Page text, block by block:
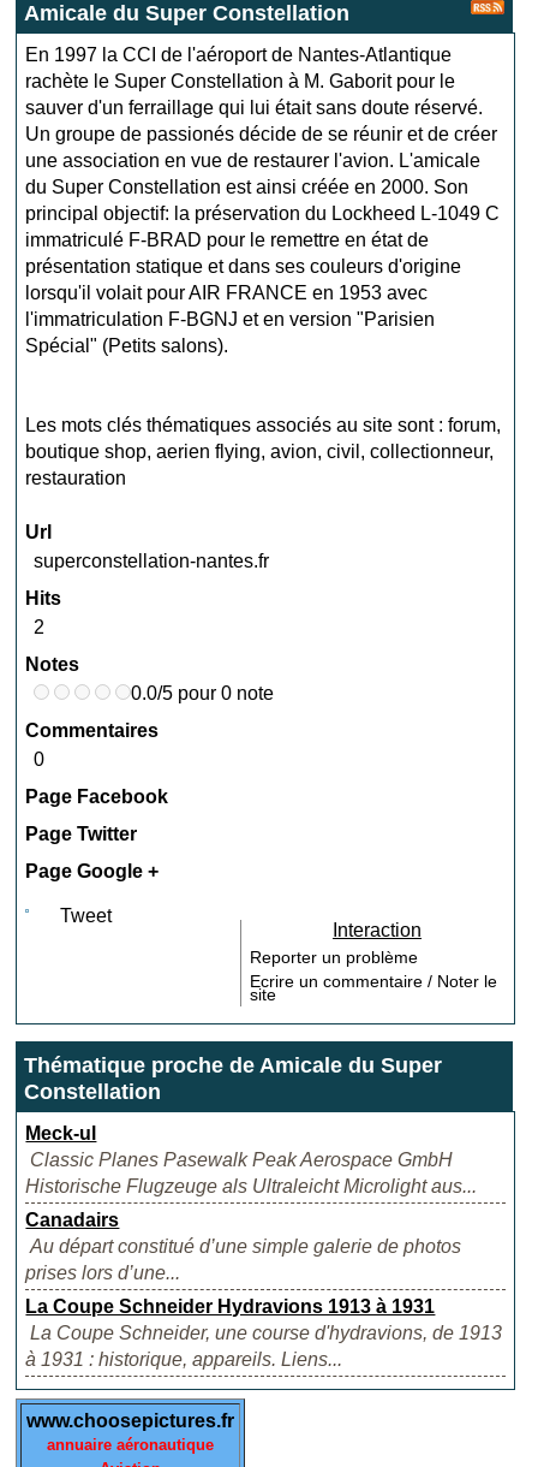
Amicale du Super Constellation
En 1997 la CCI de l'aéroport de Nantes-Atlantique
rachète le Super Constellation à M. Gaborit pour le
sauver d'un ferraillage qui lui était sans doute réservé.
Un groupe de passionés décide de se réunir et de créer
une association en vue de restaurer l'avion. L'amicale
du Super Constellation est ainsi créée en 2000. Son
principal objectif: la préservation du Lockheed L-1049 C
immatriculé F-BRAD pour le remettre en état de
présentation statique et dans ses couleurs d'origine
lorsqu'il volait pour AIR FRANCE en 1953 avec
l'immatriculation F-BGNJ et en version "Parisien
Spécial" (Petits salons).
Les mots clés thématiques associés au site sont :forum,
boutique shop,aerien flying,avion,civil ,collectionneur,
restauration
Url
superconstellation-nantes.fr
Hits
2
Notes
0.0/5 pour 0 note
Commentaires
0
Page Facebook
Page Twitter
Page Google +
Tweet
Interaction
Reporter un problème
Ecrire un commentaire / Noter le
site
Thématique proche de Amicale du Super
Constellation
Meck-ul
Classic Planes Pasewalk Peak Aerospace GmbH
Historische Flugzeuge als Ultraleicht Microlight aus...
Canadairs
Au départ constitué d’une simple galerie de photos
prises lors d’une...
La Coupe Schneider Hydravions 1913 à 1931
La Coupe Schneider, une course d'hydravions, de 1913
à 1931 : historique, appareils. Liens...
www.choosepictures.fr
annuaire aéronautique